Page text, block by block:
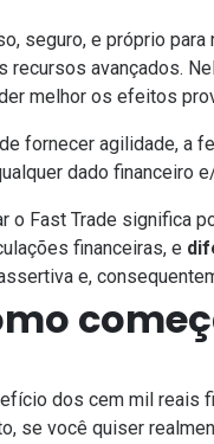
seguro, e próprio
recursos avançados.
melhor os efeitos
fornecer agilidade, a
dado financeiro
o Fast Trade significa
financeiras, e
e,
dos cem mil reais
se você quiser